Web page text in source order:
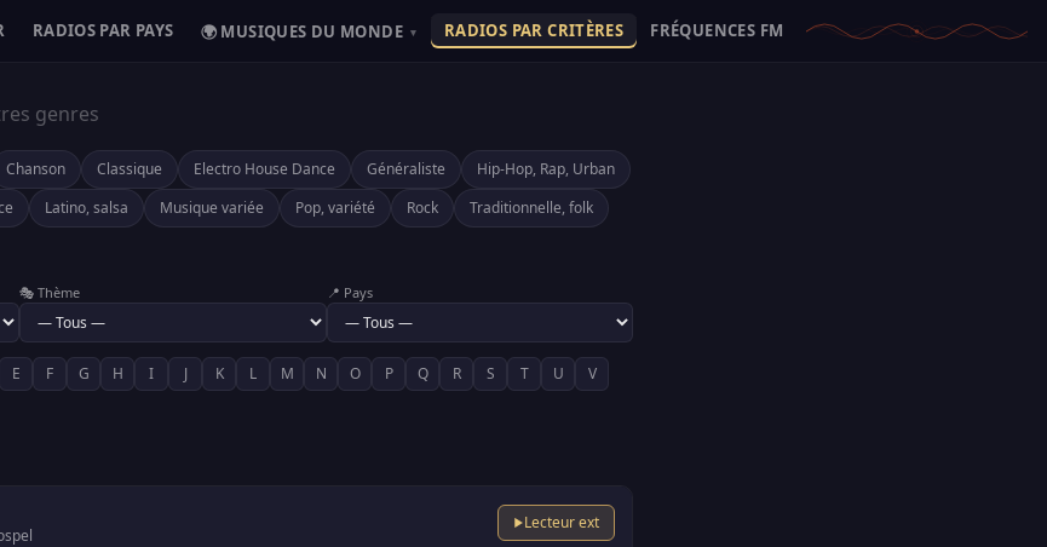
RADIOS PAR PAYS 🌍 MUSIQUES DU MONDE ▾ RADIOS PAR CRITÈRES FRÉQUENCES FM
genres
Chanson Classique Electro House Dance Généraliste
Hip-Hop, Rap, Urban
Latino, salsa Musique variée Pop, variété Rock
Traditionnelle, folk
🎭 Thème 📍 Pays
E F G H I J K L M N O P Q R S T U
V
Lecteur ext